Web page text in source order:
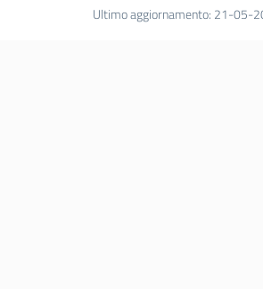
Ultimo aggiornamento: 21-05-